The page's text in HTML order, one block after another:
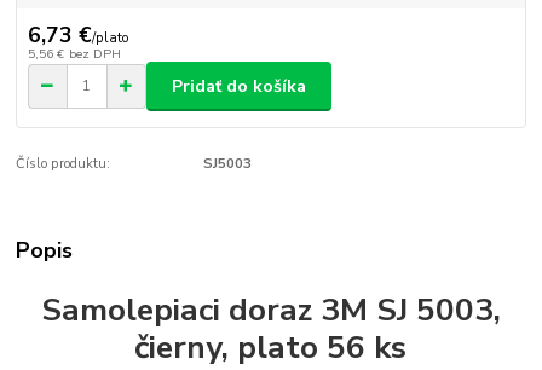
6,73 €/plato
5,56 € bez DPH
Pridať do košíka
Číslo produktu: SJ5003
Popis
Samolepiaci doraz 3M SJ 5003,
čierny, plato 56 ks